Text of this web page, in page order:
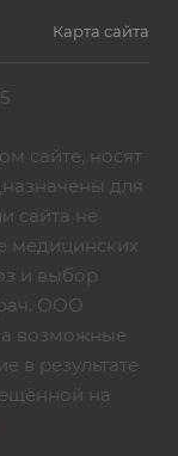
Карта сайта
сайте, носят
для
сайта не
медицинских
и выбор
ООО
возможные
в результате
на